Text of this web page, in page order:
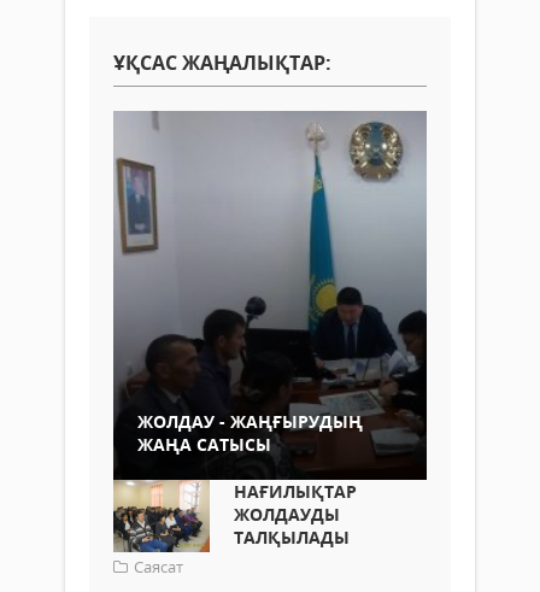
ҰҚСАС ЖАҢАЛЫҚТАР:
ЖОЛДАУ - ЖАҢҒЫРУДЫҢ
ЖАҢА САТЫСЫ
НАҒИЛЫҚТАР
ЖОЛДАУДЫ
ТАЛҚЫЛАДЫ
Саясат